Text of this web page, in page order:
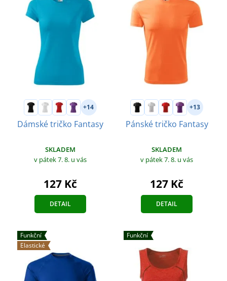
+14
Dámské tričko Fantasy
SKLADEM
v pátek 7. 8. u vás
127 Kč
DETAIL
+13
Pánské tričko Fantasy
SKLADEM
v pátek 7. 8. u vás
127 Kč
DETAIL
Funkční
Elastické
Funkční